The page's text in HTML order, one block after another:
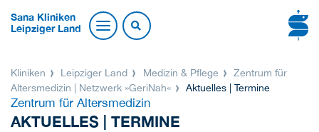
Sana Kliniken
Leipziger Land
Kliniken Leipziger Land Medizin & Pflege
Zentrum für
Altersmedizin | Netzwerk »GeriNah«
Aktuelles | Termine
Zentrum für Altersmedizin
AKTUELLES | TERMINE